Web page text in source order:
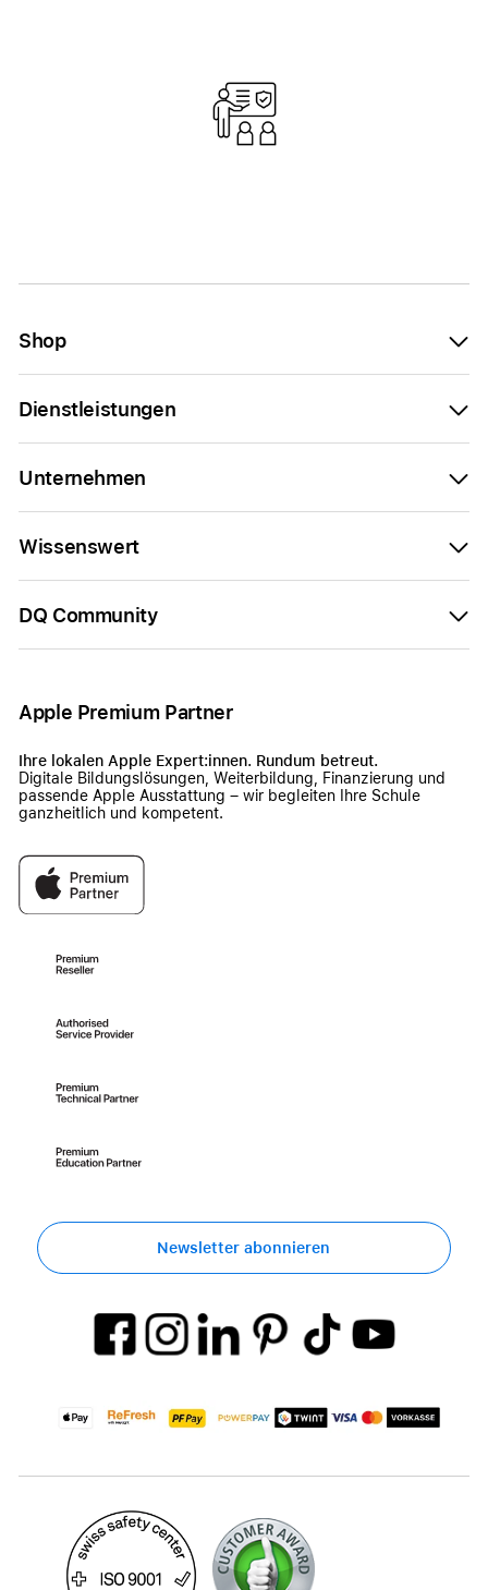
Shop
Dienstleistungen
Unternehmen
Wissenswert
DQ Community
Apple Premium Partner
Ihre lokalen Apple Expert:innen. Rundum betreut.
Digitale Bildungslösungen, Weiterbildung, Finanzierung und
passende Apple Ausstattung – wir begleiten Ihre Schule
ganzheitlich und kompetent.
Newsletter abonnieren